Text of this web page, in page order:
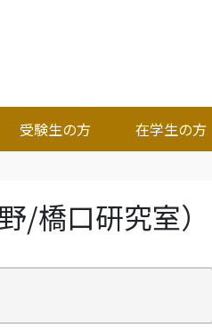
受験生の方 在学生の方
/橋口研究室）